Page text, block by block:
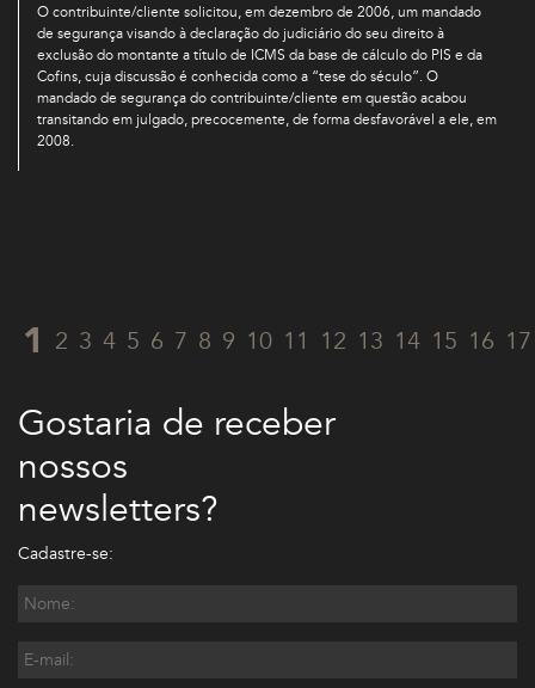
O contribuinte/cliente solicitou, em dezembro de 2006, um mandado
de segurança visando à declaração do judiciário do seu direito à
exclusão do montante a título de ICMS da base de cálculo do PIS e da
Cofins, cuja discussão é conhecida como a “tese do século”. O
mandado de segurança do contribuinte/cliente em questão acabou
transitando em julgado, precocemente, de forma desfavorável a ele, em
2008.
1 2 3 4 5 6 7 8 9 10 11 12 13 14 15 16 17
Gostaria de receber
nossos
newsletters?
Cadastre-se: